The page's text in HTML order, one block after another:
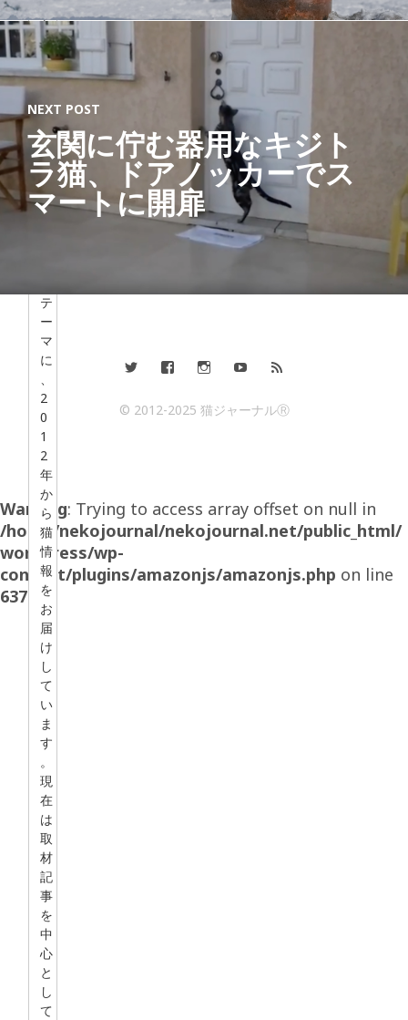
を
愛
す
る
す
べ
て
の
人
の
た
テ
ー
マ
に
2
0
1
2
年
か
ら
猫
情
報
を
お
届
け
し
て
い
ま
す
。
現
在
は
取
材
記
事
を
中
心
と
し
て
NEXT POST
玄関に佇む器用なキジト
ラ猫、ドアノッカーでス
マートに開扉
© 2012-2025 猫ジャーナルⓇ
Warning: Trying to access array offset on null in
/home/nekojournal/nekojournal.net/public_html/
wordpress/wp-
content/plugins/amazonjs/amazonjs.php on line
637